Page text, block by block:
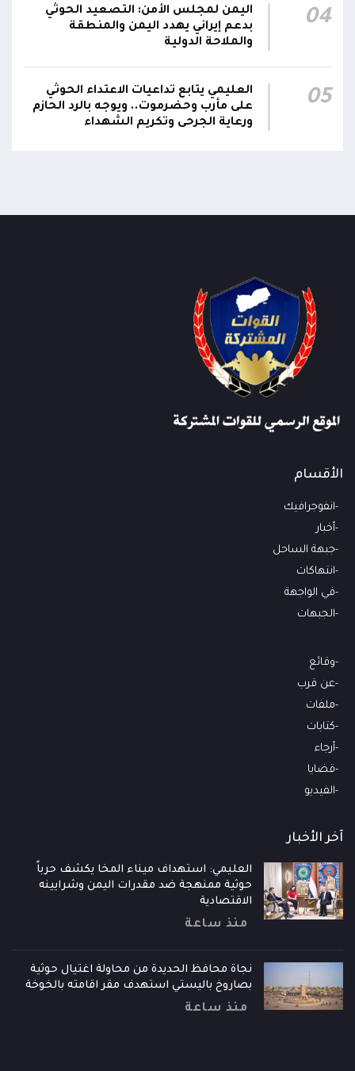
04
اليمن لمجلس الأمن: التصعيد الحوثي
بدعم إيراني يهدد اليمن والمنطقة
والملاحة الدولية
05
العليمي يتابع تداعيات الاعتداء الحوثي
على مأرب وحضرموت.. ويوجه بالرد الحازم
ورعاية الجرحى وتكريم الشهداء
الأقسام
انفوجرافيك
أخبار
جبهة الساحل
انتهاكات
في الواجهة
الجبهات
وقائع
عن قرب
ملفات
كتابات
أرجاء
قضايا
الفيديو
آخر الأخبار
العليمي: استهداف ميناء المخا يكشف حرباً
حوثية ممنهجة ضد مقدرات اليمن وشرايينه
الاقتصادية
منذ ساعة
نجاة محافظ الحديدة من محاولة اغتيال حوثية
بصاروخ باليستي استهدف مقر اقامته بالخوخة
منذ ساعة